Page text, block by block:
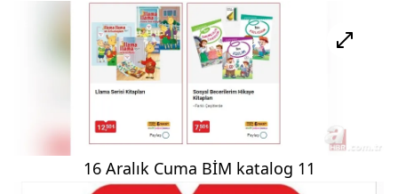
16 Aralık Cuma BİM katalog 11